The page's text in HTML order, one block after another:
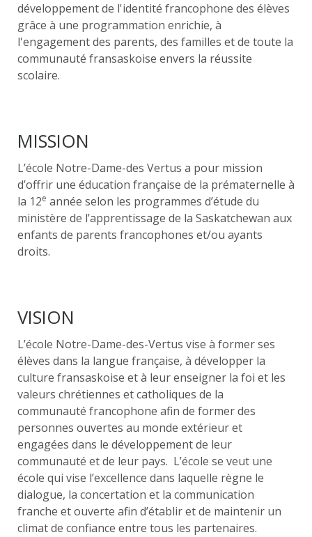
développement de l'identité francophone des élèves
grâce à une programmation enrichie, à
l'engagement des parents, des familles et de toute la
communauté fransaskoise envers la réussite
scolaire.
MISSION
L’école Notre-Dame-des Vertus a pour mission
d’offrir une éducation française de la prématernelle à
la 12e année selon les programmes d’étude du
ministère de l’apprentissage de la Saskatchewan aux
enfants de parents francophones et/ou ayants
droits.
VISION
L’école Notre-Dame-des-Vertus vise à former ses
élèves dans la langue française, à développer la
culture fransaskoise et à leur enseigner la foi et les
valeurs chrétiennes et catholiques de la
communauté francophone afin de former des
personnes ouvertes au monde extérieur et
engagées dans le développement de leur
communauté et de leur pays. L’école se veut une
école qui vise l’excellence dans laquelle règne le
dialogue, la concertation et la communication
franche et ouverte afin d’établir et de maintenir un
climat de confiance entre tous les partenaires.